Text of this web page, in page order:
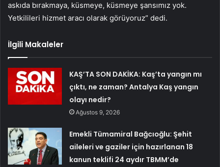
askıda bırakmaya, küsmeye, küsmeye şansımız yok.
Yetkilileri hizmet aracı olarak görüyoruz” dedi.
İlgili Makaleler
KAŞ’TA SON DAKİKA: Kaş’ta yangın mı
çıktı, ne zaman? Antalya Kaş yangın
olayı nedir?
Ağustos 9, 2026
Emekli Tümamiral Bağcıoğlu: Şehit
aileleri ve gaziler için hazırlanan 18
kanun teklifi 24 aydır TBMM’de